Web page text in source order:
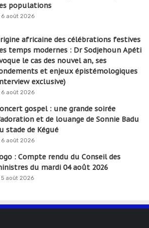
populations
6 août 2026
africaine des célébrations festives
temps modernes : Dr Sodjehoun Apéti
le cas des nouvel an, ses
et enjeux épistémologiques
exclusive)
6 août 2026
gospel : une grande soirée
et de louange de Sonnie Badu
stade de Kégué
6 août 2026
: Compte rendu du Conseil des
du mardi 04 août 2026
5 août 2026